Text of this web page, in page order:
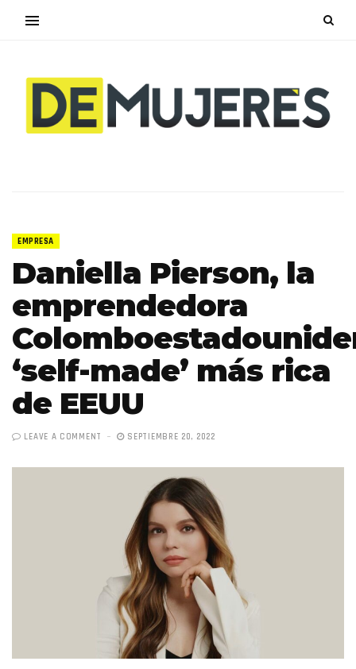
EMPRESA
Daniella Pierson, la
emprendedora
‘self-made’ más rica
de EEUU
LEAVE A COMMENT SEPTIEMBRE 20, 2022